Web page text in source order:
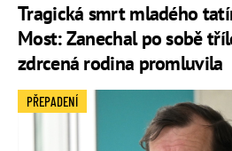
Tragická smrt mladého
Most: Zanechal po sobě
zdrcená rodina promluvila
PŘEPADENÍ